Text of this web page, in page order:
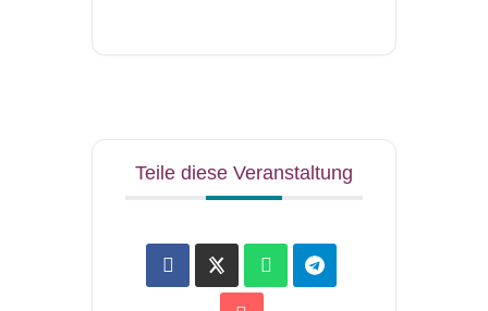
Teile diese Veranstaltung